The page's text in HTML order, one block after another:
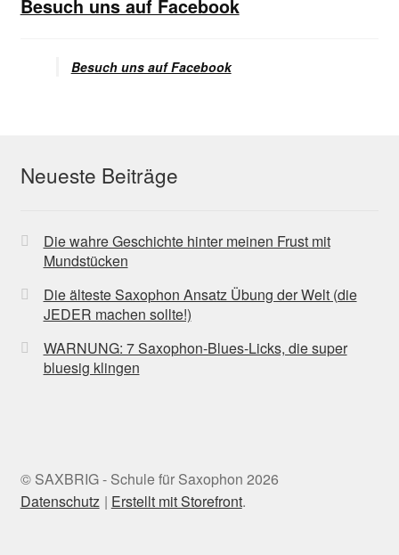
Besuch uns auf Facebook
Besuch uns auf Facebook
Neueste Beiträge
Die wahre Geschichte hinter meinen Frust mit
Mundstücken
Die älteste Saxophon Ansatz Übung der Welt (die
JEDER machen sollte!)
WARNUNG: 7 Saxophon-Blues-Licks, die super
bluesig klingen
© SAXBRIG - Schule für Saxophon 2026
Datenschutz
Erstellt mit Storefront.